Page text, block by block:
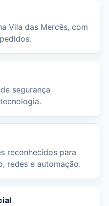
Vila das Mercês, com
segurança
reconhecidos para
redes e automação.